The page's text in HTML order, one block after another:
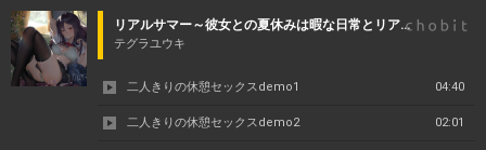
リアルサマー～彼女との夏休みは暇な日常とリアルなえっち三昧～【フォーリーサウンド】
テグラユウキ
二人きりの休憩セックスdemo1 04:40
二人きりの休憩セックスdemo2 02:01